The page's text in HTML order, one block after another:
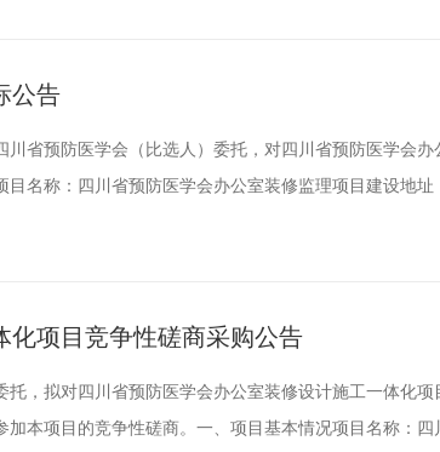
公告
省预防医学会（比选人）委托，对四川省预防医学会办
名称：四川省预防医学会办公室装修监理项目建设地址
防医学会办公用房，总建筑面积约300㎡。采购方式：比
化项目竞争性磋商采购公告
，拟对四川省预防医学会办公室装修设计施工一体化项
本项目的竞争性磋商。一、项目基本情况项目名称：四